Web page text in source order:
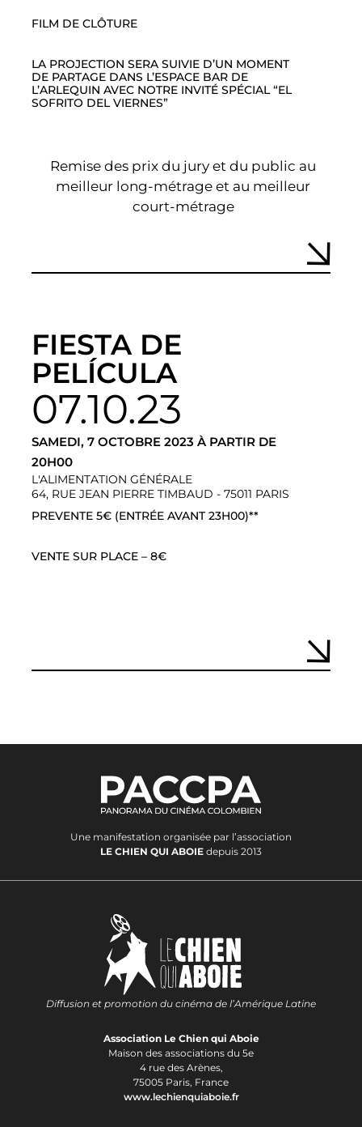
FILM DE CLÔTURE
LA PROJECTION SERA SUIVIE D’UN MOMENT
DE PARTAGE DANS L’ESPACE BAR DE
L’ARLEQUIN AVEC NOTRE INVITÉ SPÉCIAL “EL
SOFRITO DEL VIERNES”
Remise des prix du jury et du public au
meilleur long-métrage et au meilleur
court-métrage
FIESTA DE
PELÍCULA
07.10.23
SAMEDI, 7 OCTOBRE 2023 À PARTIR DE
20H00
L'ALIMENTATION GÉNÉRALE
64, RUE JEAN PIERRE TIMBAUD - 75011 PARIS
PREVENTE 5€ (ENTRÉE AVANT 23H00)**
VENTE SUR PLACE – 8€
Une manifestation organisée par l’association
LE CHIEN QUI ABOIE depuis 2013
Diffusion et promotion du cinéma de l’Amérique Latine
Association Le Chien qui Aboie
Maison des associations du 5e
4 rue des Arènes,
75005 Paris, France
www.lechienquiaboie.fr